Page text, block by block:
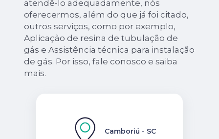
atendê-lo adequadamente, nós
oferecermos, além do que já foi citado,
outros serviços, como por exemplo,
Aplicação de resina de tubulação de
gás e Assistência técnica para instalação
de gás. Por isso, fale conosco e saiba
mais.
Camboriú - SC